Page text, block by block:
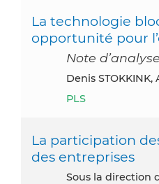
La technologie
opportunité pour
Note
Denis
PLS
La participation
des entreprises
Sous la direction de Denis STOKKINK,